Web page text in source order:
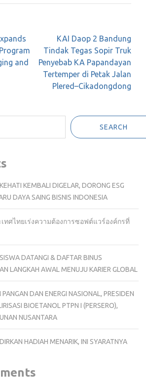
and
KAI Daop 2 Bandung
Tindak Tegas Sopir Truk
Penyebab KA Papandayan
Tertemper di Petak Jalan
Plered–Cikadongdong
SEARCH
KEMBALI DIGELAR, DORONG ESG
DAYA SAING BISNIS INDONESIA
ทศไทยเร่งความต้องการซอฟต์แวร์องค์กรที่
DATANGI & DAFTAR BINUS
LANGKAH AWAL MENUJU KARIER GLOBAL
DAN ENERGI NASIONAL, PRESIDEN
BIOETANOL PTPN I (PERSERO),
NUSANTARA
HADIAH MENARIK, INI SYARATNYA